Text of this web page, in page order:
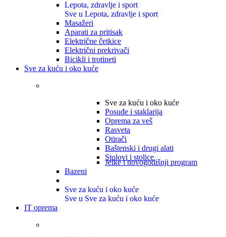
Lepota, zdravlje i sport
Sve u Lepota, zdravlje i sport
Masažeri
Aparati za pritisak
Električne četkice
Električni prekrivači
Bicikli i trotineti
Sve za kuću i oko kuće
Sve za kuću i oko kuće
Posuđe i staklarija
Oprema za veš
Rasveta
Otirači
Baštenski i drugi alati
Stolovi i stolice
Jelke i novogodišnji program
Bazeni
Sve za kuću i oko kuće
Sve u Sve za kuću i oko kuće
IT oprema